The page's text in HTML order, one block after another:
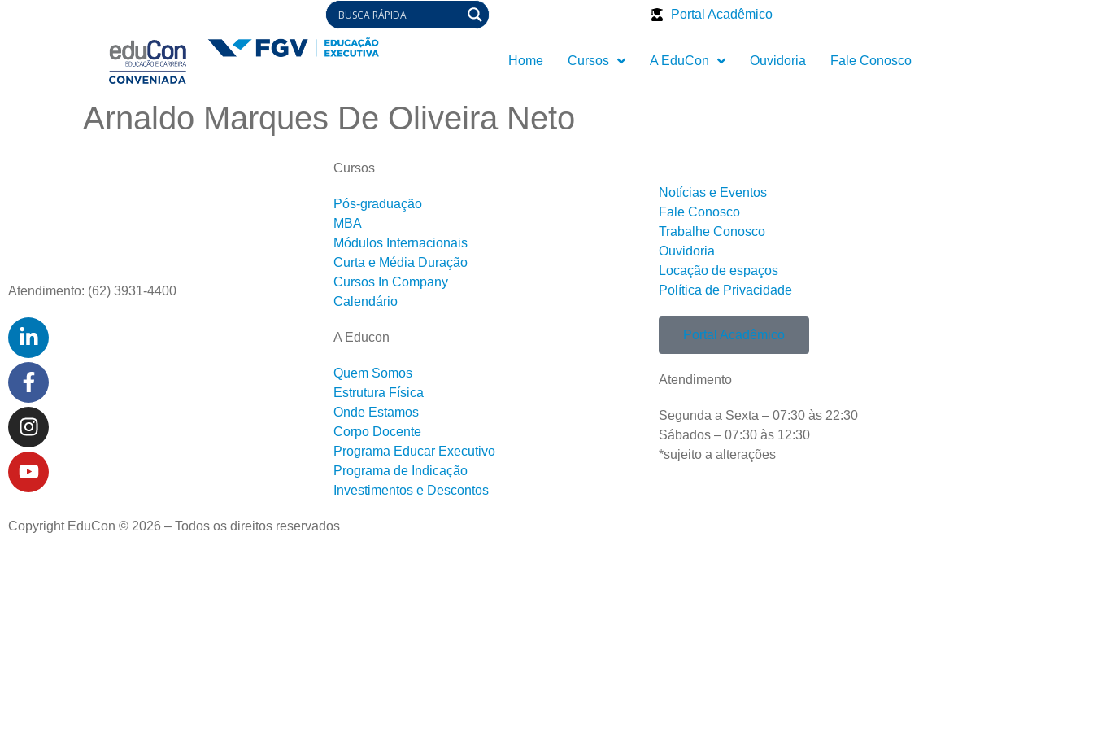
Portal Acadêmico
Home Cursos A EduCon Ouvidoria Fale Conosco
Arnaldo Marques De Oliveira Neto
Atendimento: (62) 3931-4400
Cursos
Pós-graduação
MBA
Módulos Internacionais
Curta e Média Duração
Cursos In Company
Calendário
A Educon
Quem Somos
Estrutura Física
Onde Estamos
Corpo Docente
Programa Educar Executivo
Programa de Indicação
Investimentos e Descontos
Notícias e Eventos
Fale Conosco
Trabalhe Conosco
Ouvidoria
Locação de espaços
Política de Privacidade
Portal Acadêmico
Atendimento
Segunda a Sexta – 07:30 às 22:30
Sábados – 07:30 às 12:30
*sujeito a alterações
Copyright EduCon © 2026 – Todos os direitos reservados